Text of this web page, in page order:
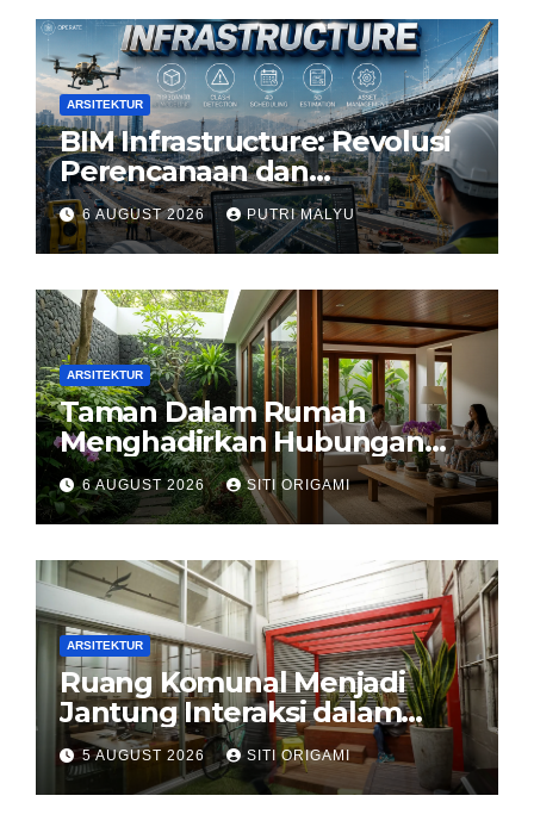
ARSITEKTUR
BIM Infrastructure: Revolusi
Perencanaan dan
Pengelolaan Infrastruktur
6 AUGUST 2026 PUTRI MALYU
ARSITEKTUR
Taman Dalam Rumah
Menghadirkan Hubungan
Harmonis antara Arsitektur
dan Alam
6 AUGUST 2026 SITI ORIGAMI
ARSITEKTUR
Ruang Komunal Menjadi
Jantung Interaksi dalam
Perancangan Arsitektur
Modern
5 AUGUST 2026 SITI ORIGAMI